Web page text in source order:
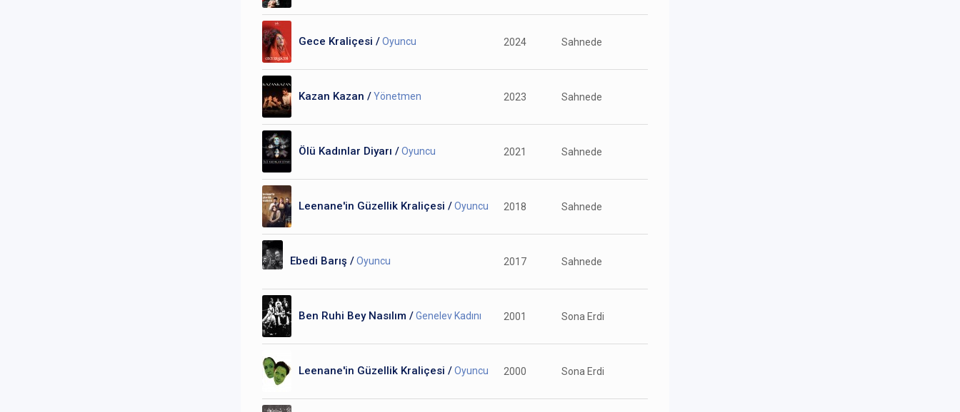
Gece Kraliçesi /Oyuncu 2024 Sahnede
Kazan Kazan /Yönetmen 2023 Sahnede
Ölü Kadınlar Diyarı /Oyuncu 2021 Sahnede
Leenane'in Güzellik Kraliçesi /Oyuncu 2018 Sahnede
Ebedi Barış /Oyuncu 2017 Sahnede
Ben Ruhi Bey Nasılım /Genelev Kadını 2001 Sona Erdi
Leenane'in Güzellik Kraliçesi /Oyuncu 2000 Sona Erdi